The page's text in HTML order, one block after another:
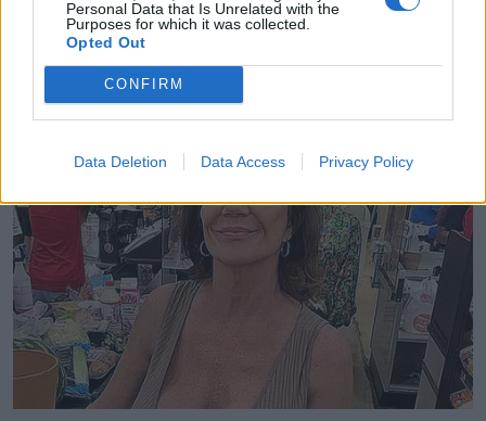
Personal Data that Is Unrelated with the
Purposes for which it was collected.
Opted Out
CONFIRM
Data Deletion Data Access Privacy Policy